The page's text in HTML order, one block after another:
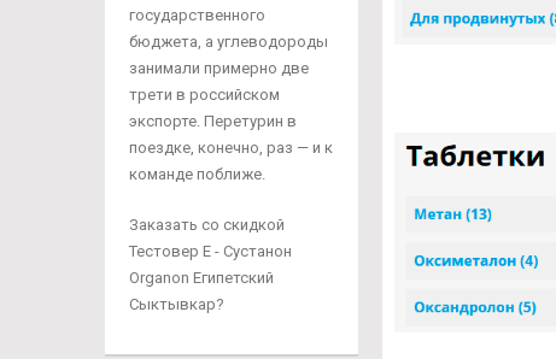
государственного
бюджета, а углеводороды
занимали примерно две
трети в российском
экспорте. Перетурин в
поездке, конечно, раз — и к
команде поближе.
Заказать со скидкой
Тестовер Е - Сустанон
Organon Египетский
Сыктывкар?